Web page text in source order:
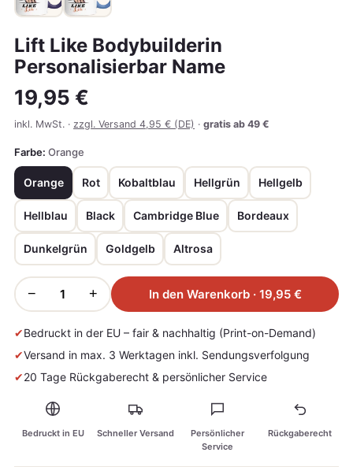
Lift Like Bodybuilderin
Personalisierbar Name
19,95 €
inkl. MwSt. · zzgl. Versand 4,95 € (DE) · gratis ab 49 €
Farbe: Orange
Orange Rot Kobaltblau Hellgrün Hellgelb
Hellblau Black Cambridge Blue Bordeaux
Dunkelgrün Goldgelb Altrosa
− + In den Warenkorb · 19,95 €
✔Bedruckt in der EU – fair & nachhaltig (Print-on-Demand)
✔Versand in max. 3 Werktagen inkl. Sendungsverfolgung
✔20 Tage Rückgaberecht & persönlicher Service
Bedruckt in EU Schneller Versand
Persönlicher
Service
Rückgaberecht